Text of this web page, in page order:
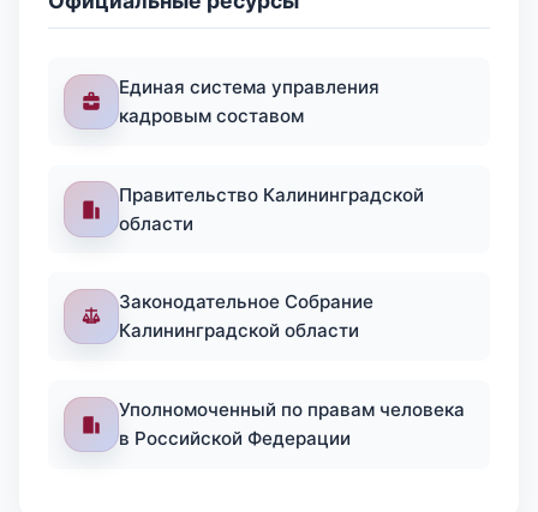
Единая система управления
кадровым составом
Правительство Калининградской
области
Законодательное Собрание
Калининградской области
Уполномоченный по правам человека
в Российской Федерации